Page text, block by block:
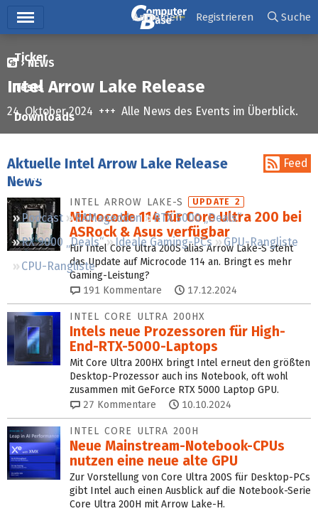
Ticker
Tests
Downloads
Forum
Podcast RAMageddon
RTX 5000 „Deals“
RX 9000 „Deals“
Ideale Gaming-PCs
GPU-Rangliste
CPU-Rangliste
Anmelden Registrieren Suche
NEWS
Intel Arrow Lake Release
24. Oktober 2024 +++ Alle News des Events im Überblick.
Aktuelle Intel Arrow Lake Release
News
Feed
INTEL ARROW LAKE-S UPDATE 2
Microcode 114 für Core Ultra 200 bei
ASRock & Asus verfügbar
Für Intel Core Ultra 200S alias Arrow Lake-S steht
das Update auf Microcode 114 an. Bringt es mehr
Gaming-Leistung?
191 Kommentare 17.12.2024
INTEL CORE ULTRA 200HX
Intels neue Prozessoren für High-
End-RTX-5000-Laptops
Mit Core Ultra 200HX bringt Intel erneut den größten
Desktop-Prozessor auch ins Notebook, oft wohl
zusammen mit GeForce RTX 5000 Laptop GPU.
27 Kommentare 10.10.2024
INTEL CORE ULTRA 200H
Neue Mainstream-Notebook-CPUs
nutzen eine neue alte GPU
Zur Vorstellung von Core Ultra 200S für Desktop-PCs
gibt Intel auch einen Ausblick auf die Notebook-Serie
Core Ultra 200H mit Arrow Lake-H.